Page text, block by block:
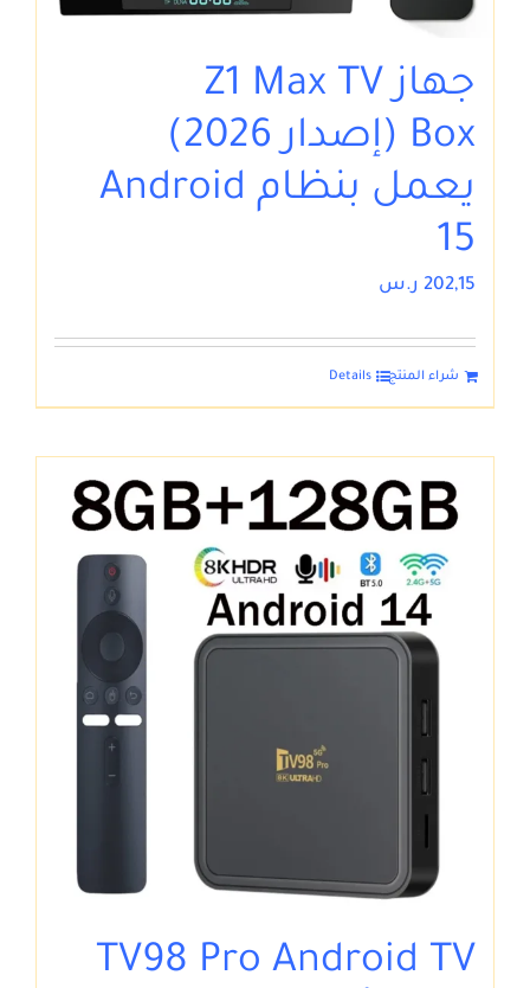
جهاز Z1 Max TV
Box (إصدار 2026)
يعمل بنظام Android
15
202,15 ر.س
شراء المنتج Details
TV98 Pro Android TV